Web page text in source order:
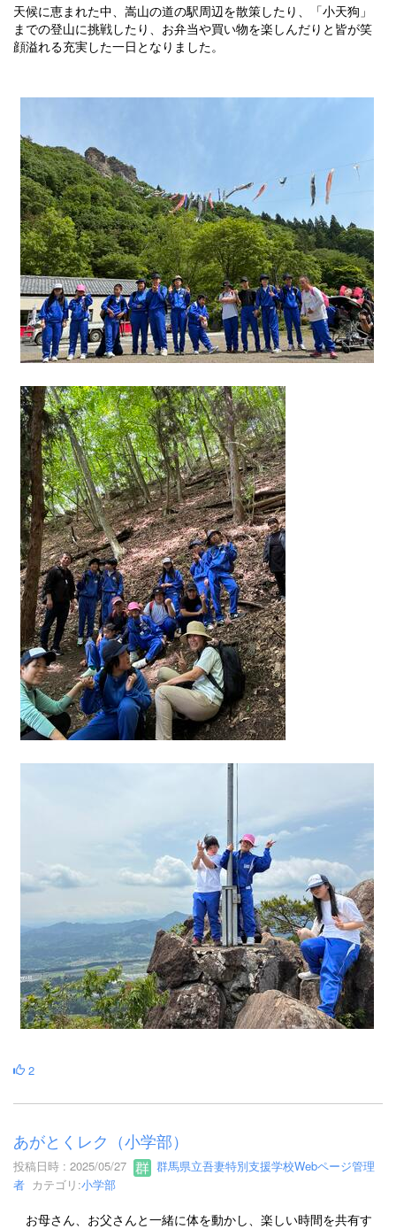
天候に恵まれた中、嵩山の道の駅周辺を散策したり、「小天狗」
までの登山に挑戦したり、お弁当や買い物を楽しんだりと皆が笑
顔溢れる充実した一日となりました。
2
あがとくレク（小学部）
投稿日時 : 2025/05/27
群馬県立吾妻特別支援学校Webページ管理
者 カテゴリ:小学部
お母さん、お父さんと一緒に体を動かし、楽しい時間を共有す